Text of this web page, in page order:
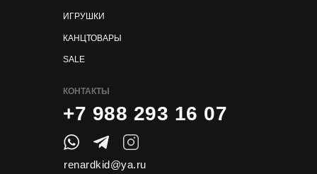
ИГРУШКИ
КАНЦТОВАРЫ
КОНТАКТЫ
+7 988 293 16 07
renardkid@ya.ru
SALE